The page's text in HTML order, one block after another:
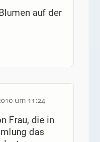
auf der
um 11:24
Frau, die in
das